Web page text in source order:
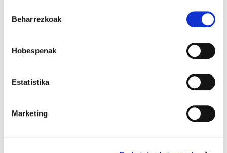
hautatzea
Beharrezkoak
Hobespenak
Estatistika
Marketing
berrietara egokitutako prestakuntza-planak
ordutegitzat hartuta.
Gaur egungo konplexutasunari erantzuteko
beharrezkoak diren espezialitateak eta
gaitasun aurreratuak aitortzea eta garatzea.